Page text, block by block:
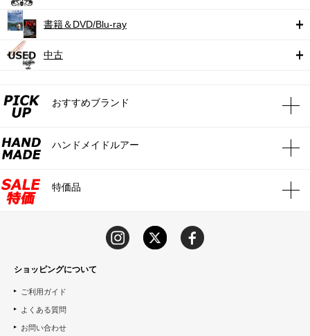
書籍＆DVD/Blu-ray
中古
おすすめブランド
ハンドメイドルアー
特価品
ショッピングについて
ご利用ガイド
よくある質問
お問い合わせ